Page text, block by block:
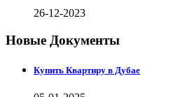
26-12-2023
Новые Документы
Купить Квартиру в Дубае